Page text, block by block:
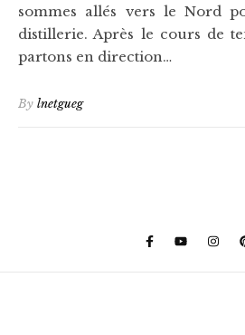
sommes allés vers le Nord
distillerie. Après le cours de
partons en direction…
By lnetgueg